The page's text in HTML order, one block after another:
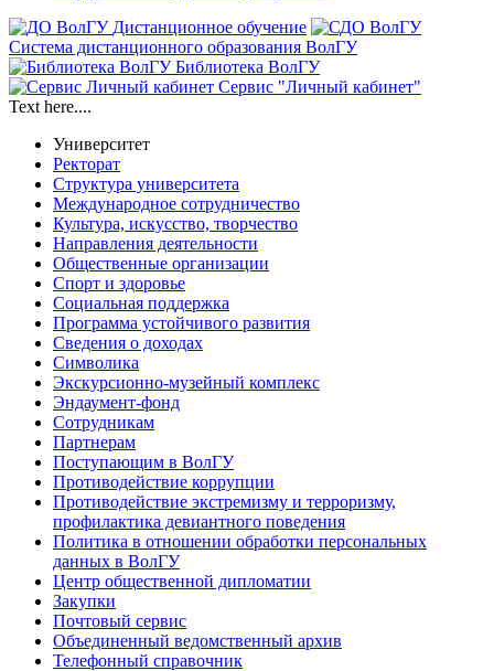
Дистанционное обучение
Система дистанционного образования ВолГУ
Библиотека ВолГУ
Сервис "Личный кабинет"
Text here....
Университет
Ректорат
Структура университета
Международное сотрудничество
Культура, искусство, творчество
Направления деятельности
Общественные организации
Спорт и здоровье
Социальная поддержка
Программа устойчивого развития
Сведения о доходах
Символика
Экскурсионно-музейный комплекс
Эндаумент-фонд
Сотрудникам
Партнерам
Поступающим в ВолГУ
Противодействие коррупции
Противодействие экстремизму и терроризму,
профилактика девиантного поведения
Политика в отношении обработки персональных
данных в ВолГУ
Центр общественной дипломатии
Закупки
Почтовый сервис
Объединенный ведомственный архив
Телефонный справочник